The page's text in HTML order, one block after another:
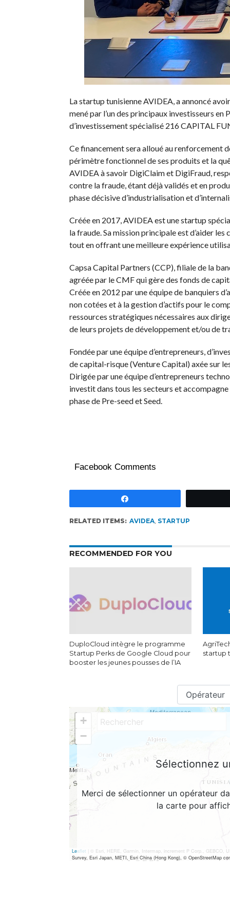
La startup tunisienne AVIDEA, a annoncé
mené par l’un des principaux investisseurs
d’investissement spécialisé 216 CAPITAL
Ce financement sera alloué au renforcement
périmètre fonctionnel de ses produits et la
AVIDEA à savoir DigiClaim et DigiFraud,
contre la fraude, étant déjà validés et en
phase décisive d’industrialisation et
Créée en 2017, AVIDEA est une startup
la fraude. Sa mission principale est d’aider
tout en offrant une meilleure expérience
Capsa Capital Partners (CCP), filiale de la
agréée par le CMF qui gère des fonds de
Créée en 2012 par une équipe de banquiers
non cotées et à la gestion d’actifs pour le
ressources stratégiques nécessaires aux
de leurs projets de développement et/ou de
Fondée par une équipe d’entrepreneurs,
de capital-risque (Venture Capital) axée sur
Dirigée par une équipe d’entrepreneurs
investit dans tous les secteurs et
phase de Pre-seed et Seed.
Facebook Comments
RELATED ITEMS: AVIDEA, STARTUP
RECOMMENDED FOR YOU
DuploCloud intègre le programme
Startup Perks de Google Cloud pour
booster les jeunes pousses de l’IA
startup